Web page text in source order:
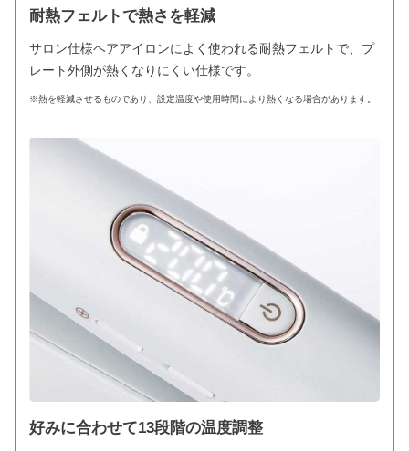
耐熱フェルトで熱さを軽減
サロン仕様ヘアアイロンによく使われる耐熱フェルトで、プ
レート外側が熱くなりにくい仕様です。
※熱を軽減させるものであり、設定温度や使用時間により熱くなる場合があります。
好みに合わせて13段階の温度調整